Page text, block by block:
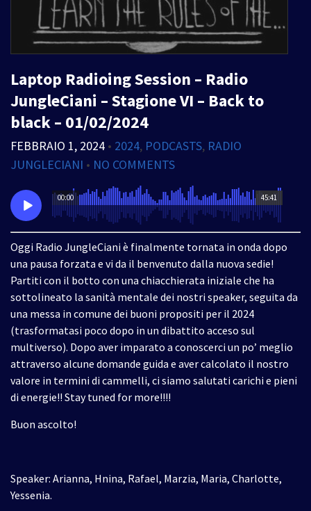
Laptop Radioing Session – Radio
JungleCiani – Stagione VI – Back to
black – 01/02/2024
FEBBRAIO 1, 2024 • 2024, PODCASTS, RADIO
JUNGLECIANI • NO COMMENTS
45:41
00:00
Oggi Radio JungleCiani è finalmente tornata in onda dopo
una pausa forzata e vi da il benvenuto dalla nuova sedie!
Partiti con il botto con una chiacchierata iniziale che ha
sottolineato la sanità mentale dei nostri speaker, seguita da
una messa in comune dei buoni propositi per il 2024
(trasformatasi poco dopo in un dibattito acceso sul
multiverso). Dopo aver imparato a conoscerci un po’ meglio
attraverso alcune domande guida e aver calcolato il nostro
valore in termini di cammelli, ci siamo salutati carichi e pieni
di energie!! Stay tuned for more!!!!
Buon ascolto!
Speaker: Arianna, Hnina, Rafael, Marzia, Maria, Charlotte,
Yessenia.